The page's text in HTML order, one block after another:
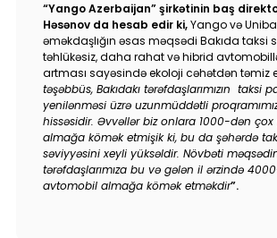
“Yango Azerbaijan” şirkətinin baş
Həsənov da hesab edir ki,Yango və
əməkdaşlığın əsas məqsədi Bakıda taksi
təhlükəsiz, daha rahat və hibrid
artması sayəsində ekoloji cəhətdən təmiz
təşəbbüs, Bakıdakı tərəfdaşlarımızın taksi
yenilənməsi üzrə uzunmüddətli
hissəsidir. Əvvəllər biz onlara 1000-dən
almağa kömək etmişik ki, bu da şəhərdə
səviyyəsini xeyli yüksəldir. Növbəti
tərəfdaşlarımıza bu və gələn il ərzində
avtomobil almağa kömək etməkdir”.